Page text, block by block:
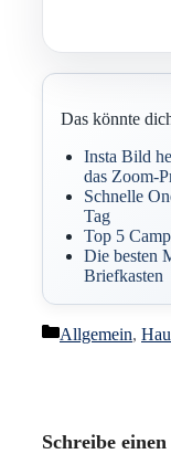
Das könnte
Insta Bild
das Zoom-
Schnelle
Tag
Top 5
Die besten
Briefkasten
Kategorien
Allgemein,
Schreibe